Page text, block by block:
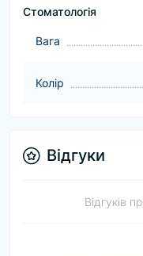
Стоматологія
Baга
Колір
Відгуки
Відгуків